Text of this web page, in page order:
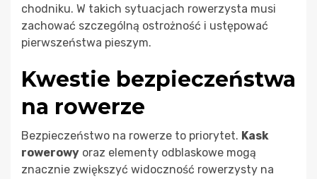
chodniku. W takich sytuacjach rowerzysta musi
zachować szczególną ostrożność i ustępować
pierwszeństwa pieszym.
Kwestie bezpieczeństwa
na rowerze
Bezpieczeństwo na rowerze to priorytet. Kask
rowerowy oraz elementy odblaskowe mogą
znacznie zwiększyć widoczność rowerzysty na